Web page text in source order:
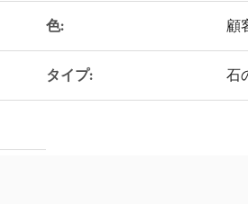
色: 顧
タイプ: 石